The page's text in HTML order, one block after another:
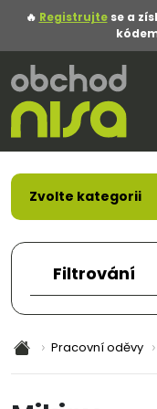
🔥 Registrujtese a
Pracovní oděvy
Zvolte kategorii
Pracovní oděvy
Pracovní obuv
Oděvy
Obuv
Obalový materiál
Filtrování